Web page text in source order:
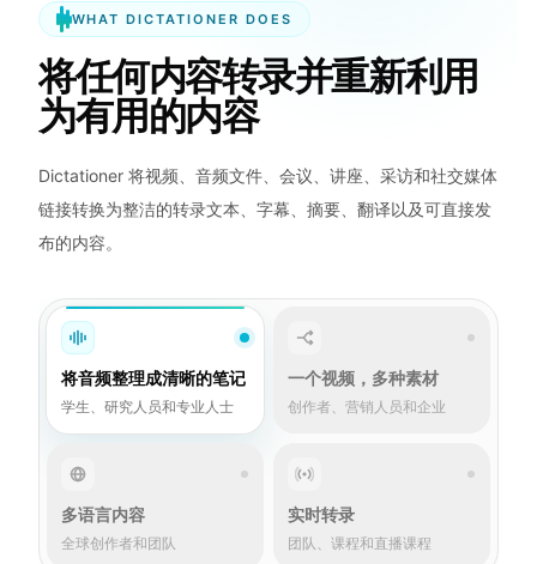
WHAT DICTATIONER DOES
将任何内容转录并重新利用
为有用的内容
Dictationer 将视频、音频文件、会议、讲座、采访和社交媒体
链接转换为整洁的转录文本、字幕、摘要、翻译以及可直接发
布的内容。
将音频整理成清晰的笔记
学生、研究人员和专业人士
一个视频，多种素材
创作者、营销人员和企业
多语言内容
全球创作者和团队
实时转录
团队、课程和直播课程